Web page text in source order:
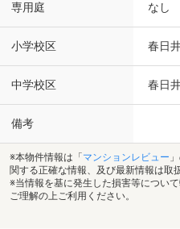
専用庭 なし
小学校区 春日
中学校区 春日
備考
※本物件情報は「 マンションレビュー
関する正確な情報、及び最新情報は取
※当情報を基に発生した損害等につい
ご理解の上ご利用ください。